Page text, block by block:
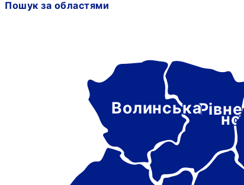
Пошук за областями
Волинська